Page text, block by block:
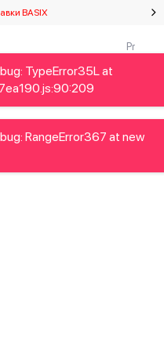
BASIX
Краса Бренди
TypeError35L at
RangeError367 at new